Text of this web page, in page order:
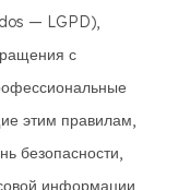
— LGPD),
с
этим правилам,
безопасности,
информации